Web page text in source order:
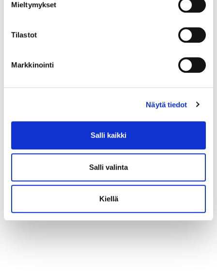
Mieltymykset
Tilastot
Markkinointi
Näytä tiedot
Salli kaikki
Salli valinta
Kiellä